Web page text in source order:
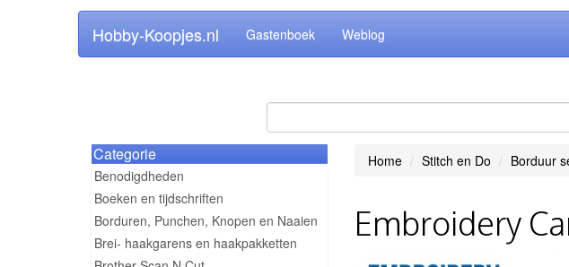
Hobby-Koopjes.nl Gastenboek Weblog
Categorie
Benodigdheden
Boeken en tijdschriften
Borduren, Punchen, Knopen en Naaien
Brei- haakgarens en haakpakketten
Home Stitch en Do Borduur
Embroidery